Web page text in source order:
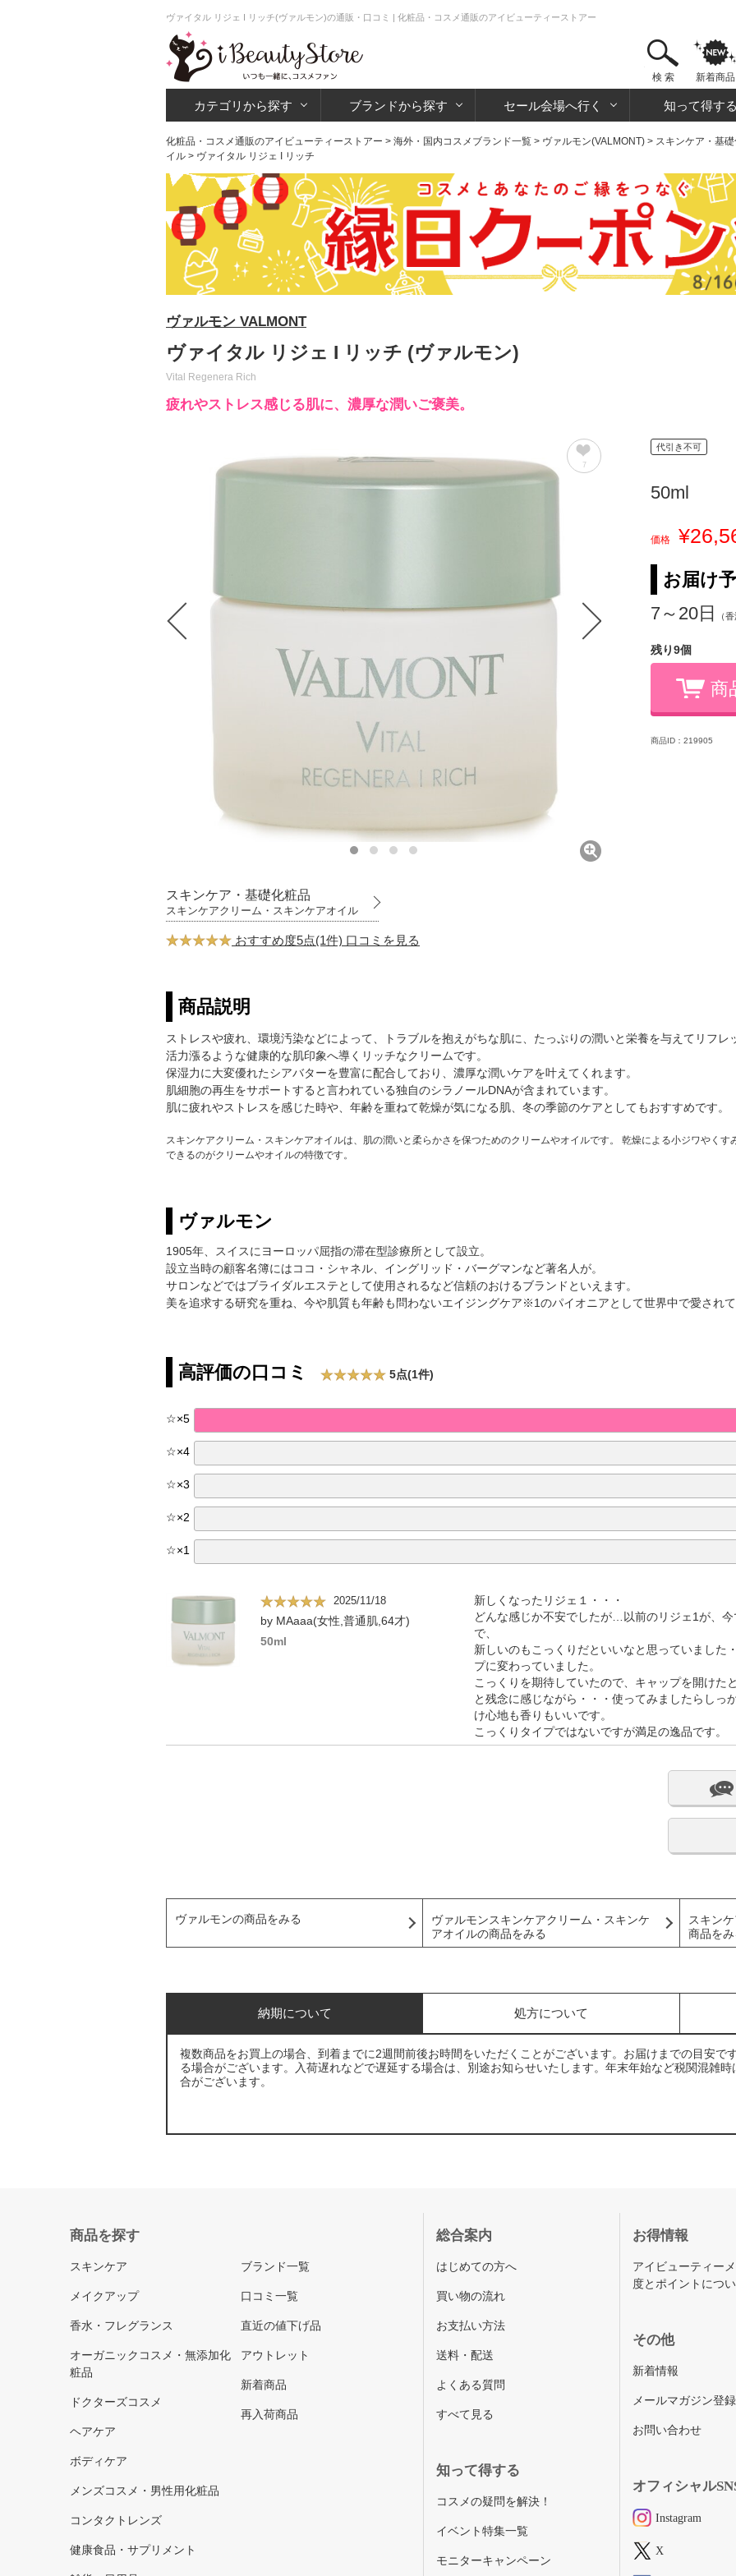
ヴァイタル リジェ I リッチ(ヴァルモン)の通販・口コミ | 化粧品・コスメ通販のアイビューティーストアー
検 索 新着商品
カテゴリから探す ブランドから探す セール会場へ行く 知って得する
化粧品・コスメ通販のアイビューティーストアー > 海外・国内コスメブランド一覧 > ヴァルモン(VALMONT) > スキンケア・基
イル > ヴァイタル リジェ I リッチ
ヴァルモン VALMONT
ヴァイタル リジェ I リッチ (ヴァルモン)
Vital Regenera Rich
疲れやストレス感じる肌に、濃厚な潤いご褒美。
7
スキンケア・基礎化粧品
スキンケアクリーム・スキンケアオイル
おすすめ度5点(1件) 口コミを見る
代引き不可
50ml
価格
お届け
7～20日
（
残り9個
商
商品ID：219905
商品説明
ストレスや疲れ、環境汚染などによって、トラブルを抱えがちな肌に、たっぷりの潤いと栄養を与えてリフレ
活力漲るような健康的な肌印象へ導くリッチなクリームです。
保湿力に大変優れたシアバターを豊富に配合しており、濃厚な潤いケアを叶えてくれます。
肌細胞の再生をサポートすると言われている独自のシラノールDNAが含まれています。
肌に疲れやストレスを感じた時や、年齢を重ねて乾燥が気になる肌、冬の季節のケアとしてもおすすめです。
スキンケアクリーム・スキンケアオイルは、肌の潤いと柔らかさを保つためのクリームやオイルです。 乾燥による小ジワやく
できるのがクリームやオイルの特徴です。
ヴァルモン
1905年、スイスにヨーロッパ屈指の滞在型診療所として設立。
設立当時の顧客名簿にはココ・シャネル、イングリッド・バーグマンなど著名人が。
サロンなどではブライダルエステとして使用されるなど信頼のおけるブランドといえます。
美を追求する研究を重ね、今や肌質も年齢も問わないエイジングケア※1のパイオニアとして世界中で愛されて
高評価の口コミ 5点(1件)
☆×5
☆×4
☆×3
☆×2
☆×1
2025/11/18
by MAaaa(女性,普通肌,64才)
50ml
新しくなったリジェ１・・・
どんな感じか不安でしたが…以前のリジェ1が、
で、
新しいのもこっくりだといいなと思っていました
プに変わっていました。
こっくりを期待していたので、キャップを開けた
と残念に感じながら・・・使ってみましたらしっ
け心地も香りもいいです。
こっくりタイプではないですが満足の逸品です。
ヴァルモンの商品をみる
ヴァルモンスキンケアクリーム・スキンケ
アオイルの商品をみる
スキン
商品をみ
納期について 処方について
複数商品をお買上の場合、到着までに2週間前後お時間をいただくことがございます。お届けまでの目安で
る場合がございます。入荷遅れなどで遅延する場合は、別途お知らせいたします。年末年始など税関混雑
合がございます。
商品を探す
スキンケア
メイクアップ
香水・フレグランス
オーガニックコスメ・無添加化
粧品
ドクターズコスメ
ヘアケア
ボディケア
メンズコスメ・男性用化粧品
コンタクトレンズ
健康食品・サプリメント
ブランド一覧
口コミ一覧
直近の値下げ品
アウトレット
新着商品
再入荷商品
総合案内
はじめての方へ
買い物の流れ
お支払い方法
送料・配送
よくある質問
すべて見る
知って得する
コスメの疑問を解決！
イベント特集一覧
モニターキャンペーン
お得情報
アイビューティー
度とポイントにつ
その他
新着情報
メールマガジン登録
お問い合わせ
オフィシャル
Instagram
X